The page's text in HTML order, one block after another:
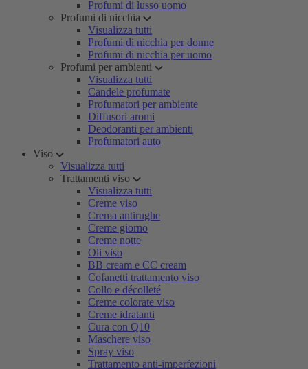
Profumi di lusso uomo
Profumi di nicchia
Visualizza tutti
Profumi di nicchia per donne
Profumi di nicchia per uomo
Profumi per ambienti
Visualizza tutti
Candele profumate
Profumatori per ambiente
Diffusori aromi
Deodoranti per ambienti
Profumatori auto
Viso
Visualizza tutti
Trattamenti viso
Visualizza tutti
Creme viso
Crema antirughe
Creme giorno
Creme notte
Oli viso
BB cream e CC cream
Cofanetti trattamento viso
Collo e décolleté
Creme colorate viso
Creme idratanti
Cura con Q10
Maschere viso
Spray viso
Trattamento anti-imperfezioni